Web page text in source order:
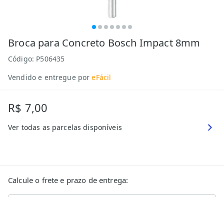
Broca para Concreto Bosch Impact 8mm
Código: P506435
Vendido e entregue por eFácil
R$ 7,00
Ver todas as parcelas disponíveis
Calcule o frete e prazo de entrega: